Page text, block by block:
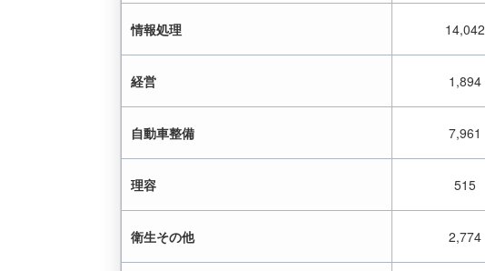
情報処理 14,042
経営 1,894
自動車整備 7,961
理容 515
衛生その他 2,774